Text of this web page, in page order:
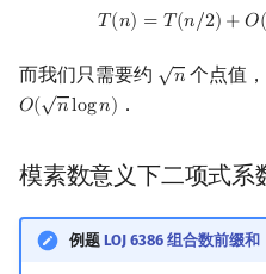
𝑇 (𝑛) = 𝑇(𝑛/2) +𝑂(
T(n)=T( n/2 )+ O(
而我们只需要约 √
𝑛
n 个点值
𝑂(
√
𝑛log𝑛)
O(nlogn) ．
模素数意义下二项式系
例题 LOJ 6386 组合数前缀和